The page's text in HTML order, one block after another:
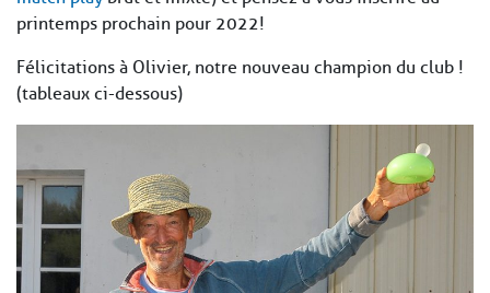
printemps prochain pour 2022 !
Félicitations à Olivier, notre nouveau champion du club !
(tableaux ci-dessous)